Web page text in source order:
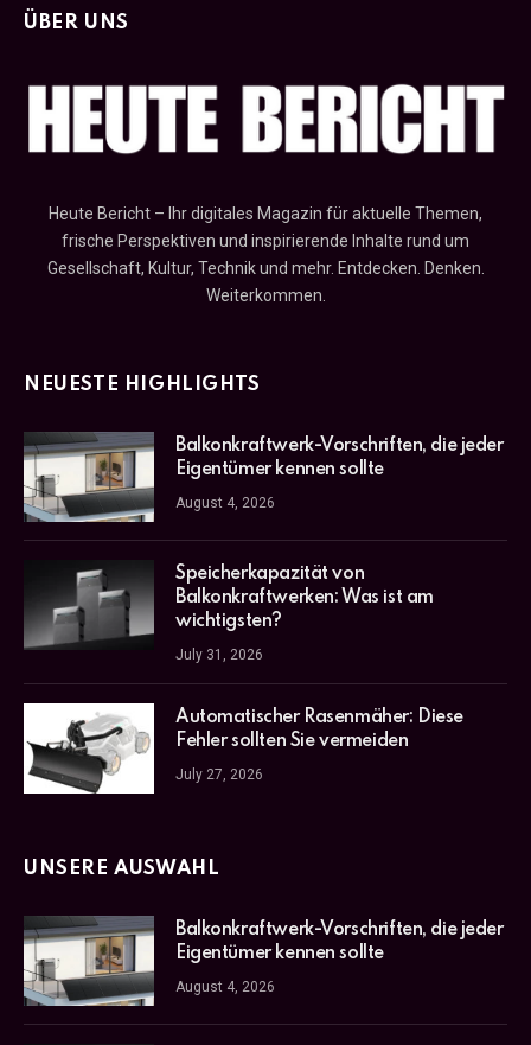
ÜBER UNS
Heute Bericht – Ihr digitales Magazin für aktuelle Themen,
frische Perspektiven und inspirierende Inhalte rund um
Gesellschaft, Kultur, Technik und mehr. Entdecken. Denken.
Weiterkommen.
NEUESTE HIGHLIGHTS
Balkonkraftwerk-Vorschriften, die jeder
Eigentümer kennen sollte
August 4, 2026
Speicherkapazität von
Balkonkraftwerken: Was ist am
wichtigsten?
July 31, 2026
Automatischer Rasenmäher: Diese
Fehler sollten Sie vermeiden
July 27, 2026
UNSERE AUSWAHL
Balkonkraftwerk-Vorschriften, die jeder
Eigentümer kennen sollte
August 4, 2026